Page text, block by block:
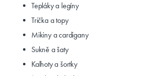
Tepláky a legíny
Trička a topy
Mikiny a cardigany
Sukně a šaty
Kalhoty a šortky